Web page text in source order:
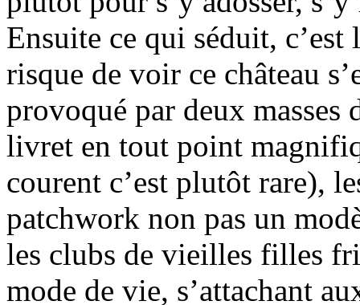
Ensuite ce qui séduit,
risque de voir ce château
provoqué par deux masses
livret en tout point
courent c’est plutôt rare),
patchwork non pas un
les clubs de vieilles filles
mode de vie, s’attachant